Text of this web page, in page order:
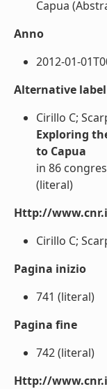
Capua
Anno
2012-01-
Alternative label
Cirillo C;
Exploring
to Capua
in 86
(literal)
Http://
Cirillo C;
Pagina inizio
741 (literal)
Pagina fine
742 (literal)
Http://